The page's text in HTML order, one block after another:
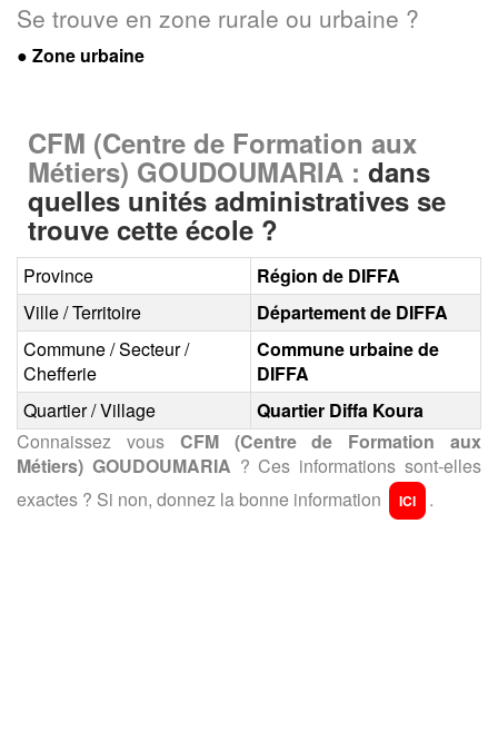
Se trouve en zone rurale ou urbaine ?
● Zone urbaine
CFM (Centre de Formation aux
Métiers) GOUDOUMARIA : dans
quelles unités administratives se
trouve cette école ?
Province
Région de DIFFA
Ville / Territoire
Département de DIFFA
Commune / Secteur /
Chefferie
Commune urbaine de
DIFFA
Quartier / Village
Quartier Diffa Koura
Connaissez vous CFM (Centre de Formation aux
Métiers) GOUDOUMARIA ? Ces informations sont-elles
exactes ? Si non, donnez la bonne information
ICI .